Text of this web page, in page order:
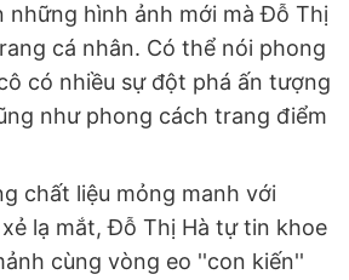
những hình ảnh mới mà Đỗ Thị
cá nhân. Có thể nói phong
có nhiều sự đột phá ấn tượng
như phong cách trang điểm
chất liệu mỏng manh với
lạ mắt, Đỗ Thị Hà tự tin khoe
cùng vòng eo ''con kiến''